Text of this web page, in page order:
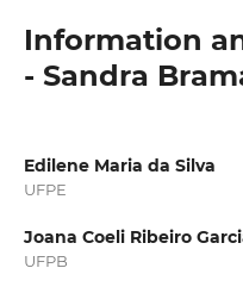
Information
- Sandra
Edilene Maria da Silva
UFPE
Joana Coeli Ribeiro
UFPB